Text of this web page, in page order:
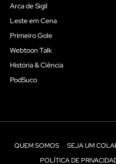
Arca de Sigil
Leste em Cena
Primeiro Gole
Webtoon Talk
História & Ciência
PodSuco
QUEM SOMOS SEJA UM
POLÍTICA DE